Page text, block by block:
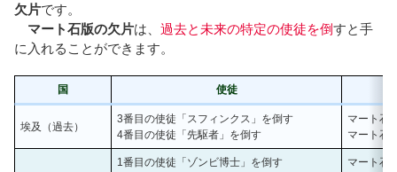
欠片です。
マート石版の欠片は、 過去と未来の特定の使徒を倒すと手
に入れることができます。
国 使徒
埃及（過去）
3番目の使徒「スフィンクス」を倒す
4番目の使徒「先駆者」を倒す
マート石
マート石
1番目の使徒「ゾンビ博士」を倒す
マート石